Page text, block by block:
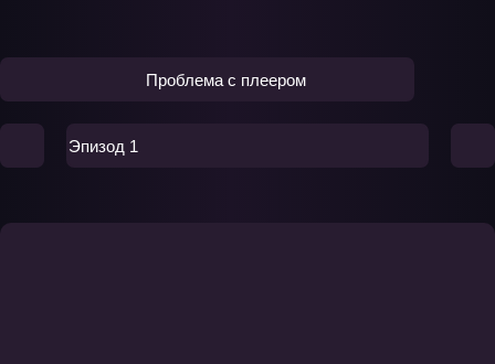
Проблема с плеером
Эпизод 1